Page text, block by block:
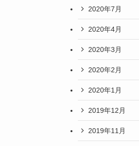
2020年7月
2020年4月
2020年3月
2020年2月
2020年1月
2019年12月
2019年11月